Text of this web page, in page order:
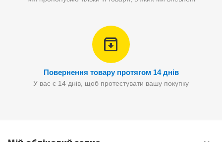
Повернення товару протягом 14 днів
У вас є 14 днів, щоб протестувати вашу покупку